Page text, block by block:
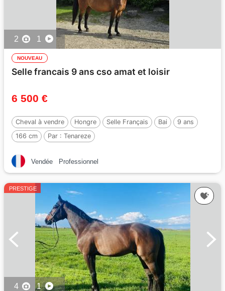
2 1
NOUVEAU
Selle francais 9 ans cso amat et loisir
6 500 €
Cheval à vendre Hongre Selle Français Bai
9 ans
166 cm
Par : Tenareze
Vendée Professionnel
PRESTIGE
4 1